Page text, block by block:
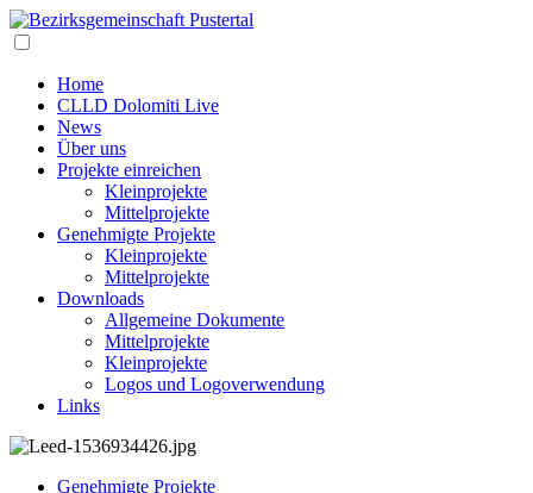
Home
CLLD Dolomiti Live
News
Über uns
Projekte einreichen
Kleinprojekte
Mittelprojekte
Genehmigte Projekte
Kleinprojekte
Mittelprojekte
Downloads
Allgemeine Dokumente
Mittelprojekte
Kleinprojekte
Logos und Logoverwendung
Links
Genehmigte Projekte